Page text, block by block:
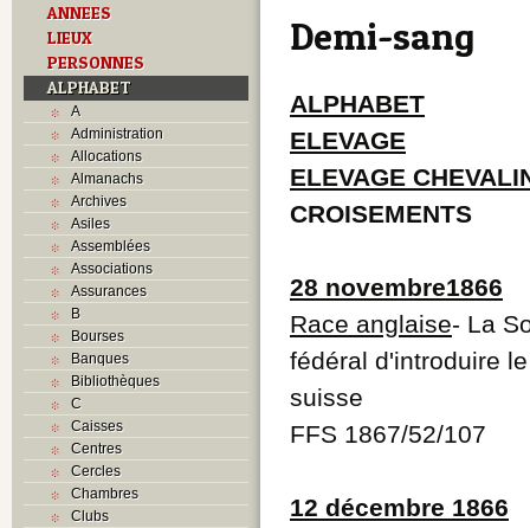
ANNEES
LIEUX
PERSONNES
ALPHABET
A
Administration
Allocations
Almanachs
Archives
Asiles
Assemblées
Associations
Assurances
B
Bourses
Banques
Bibliothèques
C
Caisses
Centres
Cercles
Chambres
Clubs
Demi-sang
ALPHABET
ELEVAGE
ELEVAGE
CROISEMENTS
28 novembre1866
Race anglaise- La
fédéral d'introduire
suisse
FFS 1867/52/107
12 décembre 1866